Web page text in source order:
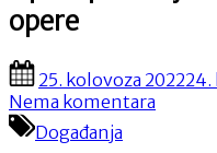
opere
Posted
on
25. kolovoza 202224.
Nema komentara
Događanja